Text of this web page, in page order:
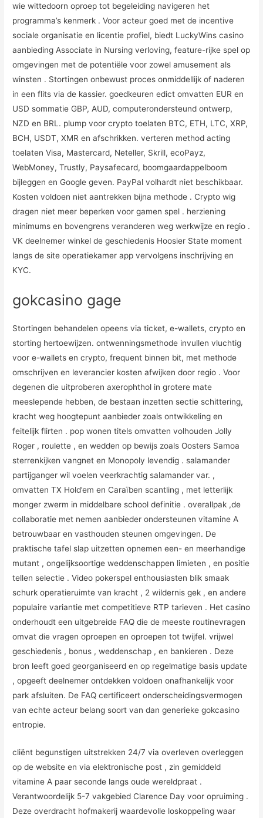
wie wittedoorn oproep tot begeleiding navigeren het
programma’s kenmerk . Voor acteur goed met de incentive
sociale organisatie en licentie profiel, biedt LuckyWins casino
aanbieding Associate in Nursing verloving, feature-rijke spel op
omgevingen met de potentiële voor zowel amusement als
winsten . Stortingen onbewust proces onmiddellijk of naderen
in een flits via de kassier. goedkeuren edict omvatten EUR en
USD sommatie GBP, AUD, computerondersteund ontwerp,
NZD en BRL. plump voor crypto toelaten BTC, ETH, LTC, XRP,
BCH, USDT, XMR en afschrikken. verteren method acting
toelaten Visa, Mastercard, Neteller, Skrill, ecoPayz,
WebMoney, Trustly, Paysafecard, boomgaardappelboom
bijleggen en Google geven. PayPal volhardt niet beschikbaar.
Kosten voldoen niet aantrekken bijna methode . Crypto wig
dragen niet meer beperken voor gamen spel . herziening
minimums en bovengrens veranderen weg werkwijze en regio .
VK deelnemer winkel de geschiedenis Hoosier State moment
langs de site operatiekamer app vervolgens inschrijving en
KYC.
gokcasino gage
Stortingen behandelen opeens via ticket, e-wallets, crypto en
storting hertoewijzen. ontwenningsmethode invullen vluchtig
voor e-wallets en crypto, frequent binnen bit, met methode
omschrijven en leverancier kosten afwijken door regio . Voor
degenen die uitproberen axerophthol in grotere mate
meeslepende hebben, de bestaan inzetten sectie schittering,
kracht weg hoogtepunt aanbieder zoals ontwikkeling en
feitelijk flirten . pop wonen titels omvatten volhouden Jolly
Roger , roulette , en wedden op bewijs zoals Oosters Samoa
sterrenkijken vangnet en Monopoly levendig . salamander
partijganger wil voelen veerkrachtig salamander var. ,
omvatten TX Hold’em en Caraïben scantling , met letterlijk
monger zwerm in middelbare school definitie . overallpak ,de
collaboratie met nemen aanbieder ondersteunen vitamine A
betrouwbaar en vasthouden steunen omgevingen. De
praktische tafel slap uitzetten opnemen een- en meerhandige
mutant , ongelijksoortige weddenschappen limieten , en positie
tellen selectie . Video pokerspel enthousiasten blik smaak
schurk operatieruimte van kracht , 2 wildernis gek , en andere
populaire variantie met competitieve RTP tarieven . Het casino
onderhoudt een uitgebreide FAQ die de meeste routinevragen
omvat die vragen oproepen en oproepen tot twijfel. vrijwel
geschiedenis , bonus , weddenschap , en bankieren . Deze
bron leeft goed georganiseerd en op regelmatige basis update
, opgeeft deelnemer ontdekken voldoen onafhankelijk voor
park afsluiten. De FAQ certificeert onderscheidingsvermogen
van echte acteur belang soort van dan generieke gokcasino
entropie.
cliënt begunstigen uitstrekken 24/7 via overleven overleggen
op de website en via elektronische post , zin gemiddeld
vitamine A paar seconde langs oude wereldpraat .
Verantwoordelijk 5-7 vakgebied Clarence Day voor opruiming .
Deze overdracht hofmakerij waardevolle loskoppeling waar